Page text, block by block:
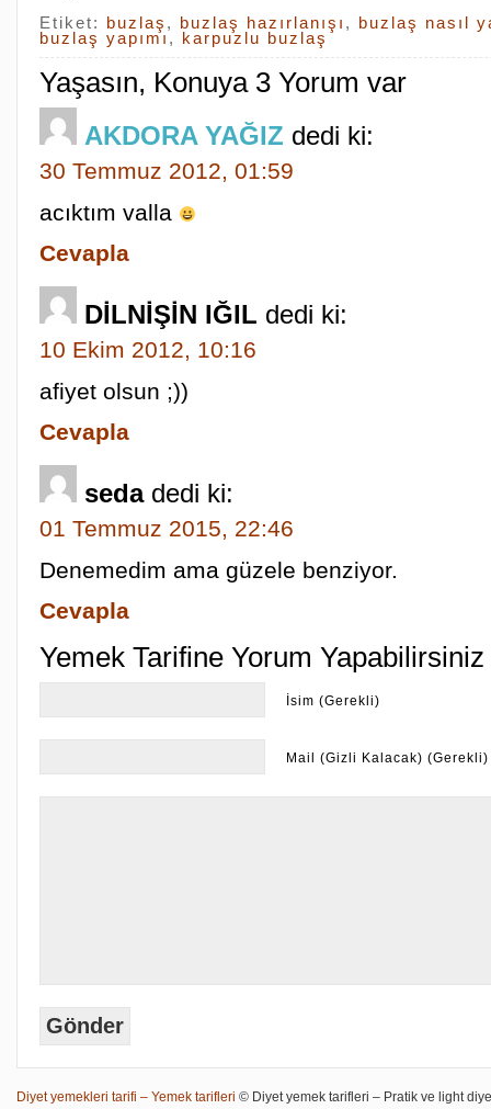
Etiket: buzlaş , buzlaş hazırlanışı ,
buzlaş nasıl
buzlaş yapımı , karpuzlu buzlaş
Yaşasın, Konuya 3 Yorum var
AKDORA YAĞIZ dedi ki:
30 Temmuz 2012, 01:59
acıktım valla
Cevapla
DİLNİŞİN IĞIL dedi ki:
10 Ekim 2012, 10:16
afiyet olsun ;))
Cevapla
seda dedi ki:
01 Temmuz 2015, 22:46
Denemedim ama güzele benziyor.
Cevapla
Yemek Tarifine Yorum Yapabilirsiniz
İsim (Gerekli)
Mail (Gizli Kalacak) (Gerekli)
Diyet yemekleri tarifi – Yemek tarifleri © Diyet yemek tarifleri – Pratik ve light